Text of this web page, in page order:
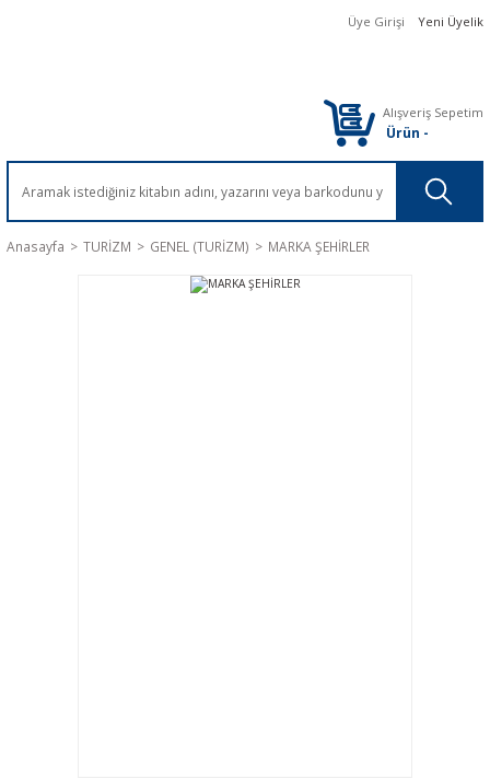
Üye Girişi Yeni Üyelik
Alışveriş Sepetim
Ürün -
Anasayfa TURİZM GENEL (TURİZM) MARKA ŞEHİRLER